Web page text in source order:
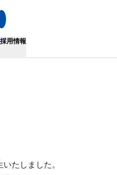
採用情報
たしました。